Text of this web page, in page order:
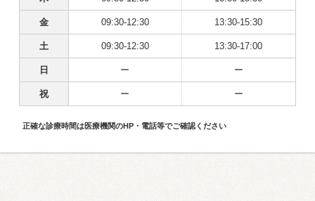
金 09:30-12:30 13:30-15:30
土 09:30-12:30 13:30-17:00
日 ー ー
祝 ー ー
正確な診療時間は医療機関のHP・電話等でご確認ください